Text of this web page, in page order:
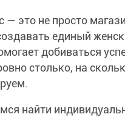
— это не просто
единый
добиваться
столько, на
найти